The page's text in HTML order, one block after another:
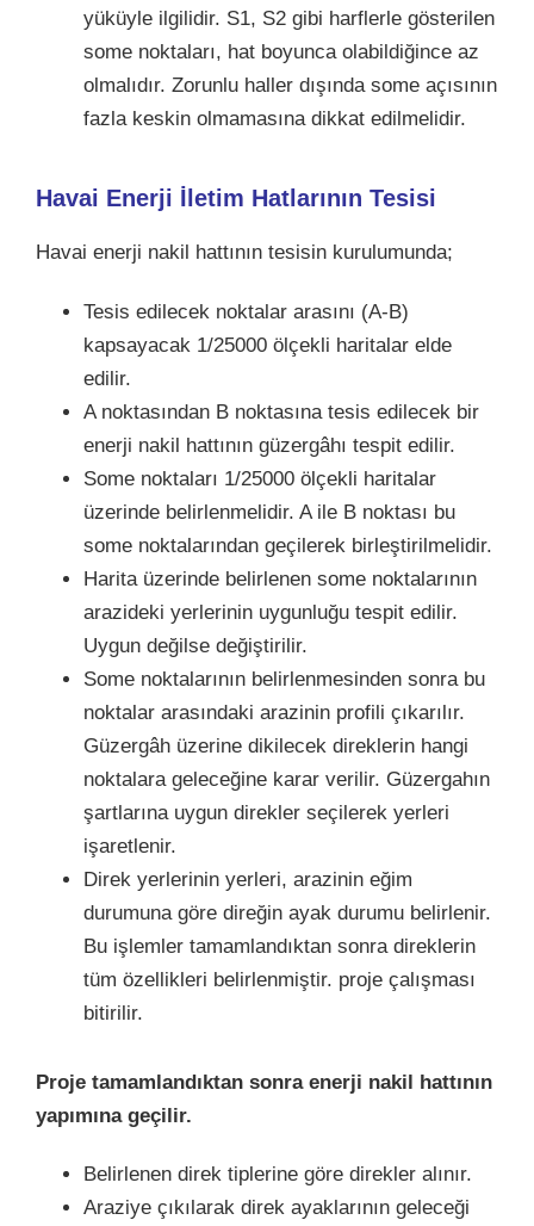
yüküyle ilgilidir. S1, S2 gibi harflerle gösterilen
some noktaları, hat boyunca olabildiğince az
olmalıdır. Zorunlu haller dışında some açısının
fazla keskin olmamasına dikkat edilmelidir.
Havai Enerji İletim Hatlarının Tesisi
Havai enerji nakil hattının tesisin kurulumunda;
Tesis edilecek noktalar arasını (A-B)
kapsayacak 1/25000 ölçekli haritalar elde
edilir.
A noktasından B noktasına tesis edilecek bir
enerji nakil hattının güzergâhı tespit edilir.
Some noktaları 1/25000 ölçekli haritalar
üzerinde belirlenmelidir. A ile B noktası bu
some noktalarından geçilerek birleştirilmelidir.
Harita üzerinde belirlenen some noktalarının
arazideki yerlerinin uygunluğu tespit edilir.
Uygun değilse değiştirilir.
Some noktalarının belirlenmesinden sonra bu
noktalar arasındaki arazinin profili çıkarılır.
Güzergâh üzerine dikilecek direklerin hangi
noktalara geleceğine karar verilir. Güzergahın
şartlarına uygun direkler seçilerek yerleri
işaretlenir.
Direk yerlerinin yerleri, arazinin eğim
durumuna göre direğin ayak durumu belirlenir.
Bu işlemler tamamlandıktan sonra direklerin
tüm özellikleri belirlenmiştir. proje çalışması
bitirilir.
Proje tamamlandıktan sonra enerji nakil hattının
yapımına geçilir.
Belirlenen direk tiplerine göre direkler alınır.
Araziye çıkılarak direk ayaklarının geleceği